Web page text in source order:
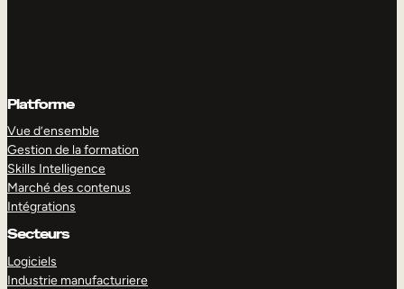
Platforme
Vue d’ensemble
Gestion de la formation
Skills Intelligence
Marché des contenus
Intégrations
Secteurs
Logiciels
Industrie manufacturiere